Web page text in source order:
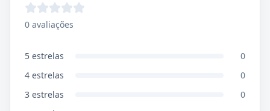
0 avaliações
5 estrelas
0
4 estrelas
0
3 estrelas
0